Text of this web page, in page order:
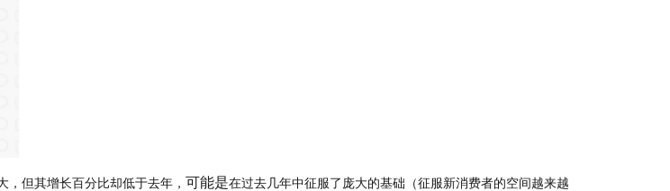
但其增长百分比却低于去年， 可能是在过去几年中征服了庞大的基础（征服新消费者的空间越来越